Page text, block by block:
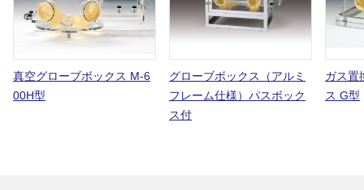
真空グローブボックス M-6
00H型
グローブボックス（アルミ
フレーム仕様）パスボック
ス付
ガス置
ス G型